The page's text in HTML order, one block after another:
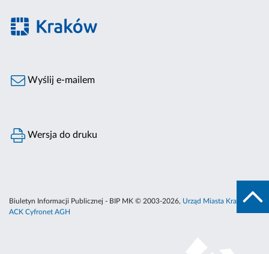
Wyślij e-mailem
Wersja do druku
Biuletyn Informacji Publicznej - BIP MK © 2003-2026, Urząd Miasta Krakowa
ACK Cyfronet AGH